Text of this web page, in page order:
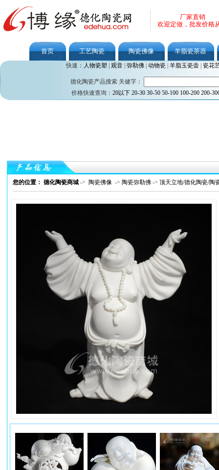
厂家直销
欢迎定做，批发价格
首页 工艺陶瓷 陶瓷佛像 羊脂瓷茶器
快速： 人物瓷塑 观音| 弥勒佛| 动物瓷| 羊脂玉瓷壶| 瓷花
德化陶瓷产品搜索 关健字：
价格快速查询： 20以下 20-30 30-50 50-100 100-200 200-
您的位置： 德化陶瓷商城 -> 陶瓷佛像 -> 陶瓷弥勒佛 -> 顶天立地/德化陶瓷/陶